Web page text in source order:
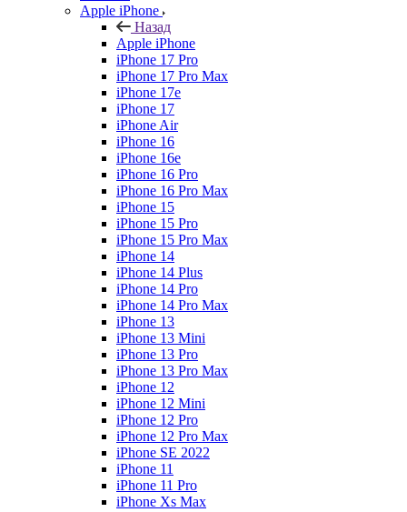
Apple iPhone
Назад
Apple iPhone
iPhone 17 Pro
iPhone 17 Pro Max
iPhone 17e
iPhone 17
iPhone Air
iPhone 16
iPhone 16e
iPhone 16 Pro
iPhone 16 Pro Max
iPhone 15
iPhone 15 Pro
iPhone 15 Pro Max
iPhone 14
iPhone 14 Plus
iPhone 14 Pro
iPhone 14 Pro Max
iPhone 13
iPhone 13 Mini
iPhone 13 Pro
iPhone 13 Pro Max
iPhone 12
iPhone 12 Mini
iPhone 12 Pro
iPhone 12 Pro Max
iPhone SE 2022
iPhone 11
iPhone 11 Pro
iPhone Xs Max